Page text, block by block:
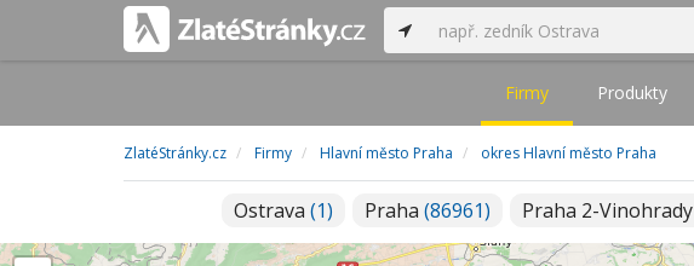
Firmy Produkty
ZlatéStránky.cz Firmy Hlavní město Praha okres Hlavní město Praha
Ostrava (1) Praha (86961) Praha 2-Vinohrady